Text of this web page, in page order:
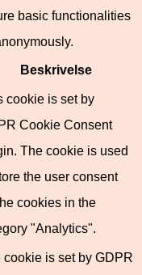
basic functionalities
Beskrivelse
cookie is set by
Cookie Consent
The cookie is used
the user consent
cookies in the
"Analytics".
cookie is set by GDPR